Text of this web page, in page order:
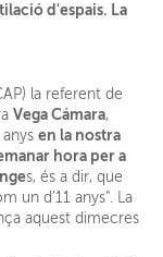
d'espais. La
la referent de
Vega Cámara,
anysen la nostra
hora per a
s, és a dir, que
un d’11 anys". La
aquest dimecres